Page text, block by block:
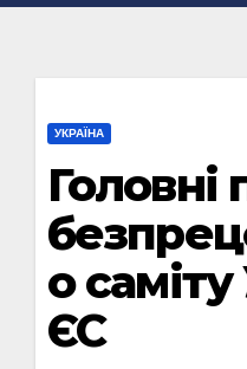
УКРАЇНА
Головні
о саміту
ЄС